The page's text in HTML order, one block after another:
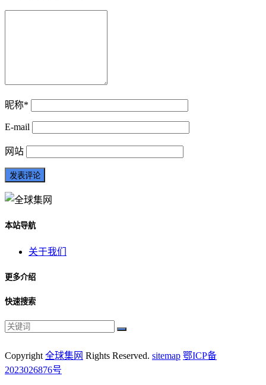
昵称*
E-mail
网站
本站导航
关于我们
更多介绍
快速搜索
Copyright 全球集网 Rights Reserved. sitemap 鄂ICP备
2023026876号